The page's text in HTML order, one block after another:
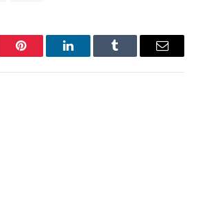
Pinterest LinkedInTumblr Email